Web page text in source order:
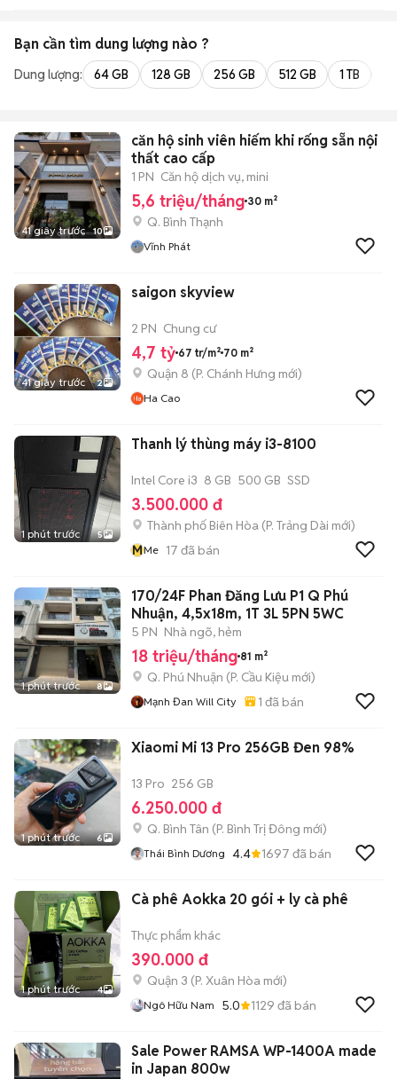
Bạn cần tìm dung lượng nào ?
Dung lượng: 64 GB 128 GB 256 GB 512 GB 1 TB
41 giây trước 10
căn hộ sinh viên hiếm khi rống sẵn nội
thất cao cấp
1 PN Căn hộ dịch vụ, mini
5,6 triệu/tháng 30 m²
Q. Bình Thạnh
Vĩnh Phát
41 giây trước 2
saigon skyview
2 PN Chung cư
4,7 tỷ 67 tr/m² 70 m²
Quận 8 (P. Chánh Hưng mới)
Ha Cao
1 phút trước 5
Thanh lý thùng máy i3-8100
Intel Core i3 8 GB 500 GB SSD
3.500.000 đ
Thành phố Biên Hòa (P. Trảng Dài mới)
MMe 17 đã bán
1 phút trước 8
170/24F Phan Đăng Lưu P1 Q Phú
Nhuận, 4,5x18m, 1T 3L 5PN 5WC
5 PN Nhà ngõ, hẻm
18 triệu/tháng 81 m²
Q. Phú Nhuận (P. Cầu Kiệu mới)
Mạnh Đan Will City 1 đã bán
1 phút trước 6
Xiaomi Mi 13 Pro 256GB Đen 98%
13 Pro 256 GB
6.250.000 đ
Q. Bình Tân (P. Bình Trị Đông mới)
Thái Bình Dương 4.4 1697 đã bán
1 phút trước 4
Cà phê Aokka 20 gói + ly cà phê
Thực phẩm khác
390.000 đ
Quận 3 (P. Xuân Hòa mới)
Ngô Hữu Nam 5.0 1129 đã bán
Sale Power RAMSA WP-1400A made
in Japan 800w